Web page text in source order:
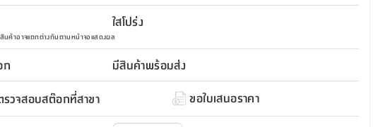
ใสโปร่ง
นค้าอาจแตกต่างกันตามหน้าจอแสดงผล
ก
มีสินค้าพร้อมส่ง
รวจสอบสต๊อกที่สาขา
ขอใบเสนอราคา